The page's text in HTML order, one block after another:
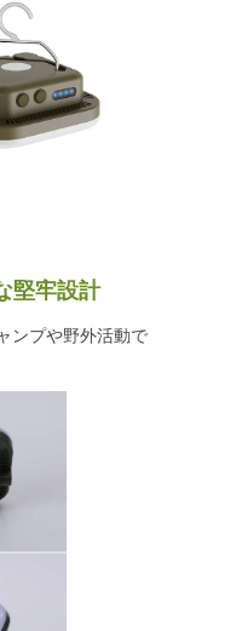
堅牢設計
ンプや野外活動で